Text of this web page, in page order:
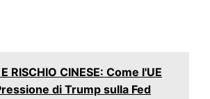
RISCHIO CINESE: Come l'UE
di Trump sulla Fed